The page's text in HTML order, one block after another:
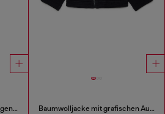
Denim-Shorts mit umgeschlagenen Säumen Baumwolljacke mit grafischen Aufnähern